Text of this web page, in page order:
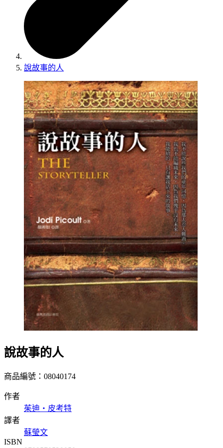
說故事的人
說故事的人
商品編號：08040174
作者
茱迪‧皮考特
譯者
蘇瑩文
ISBN